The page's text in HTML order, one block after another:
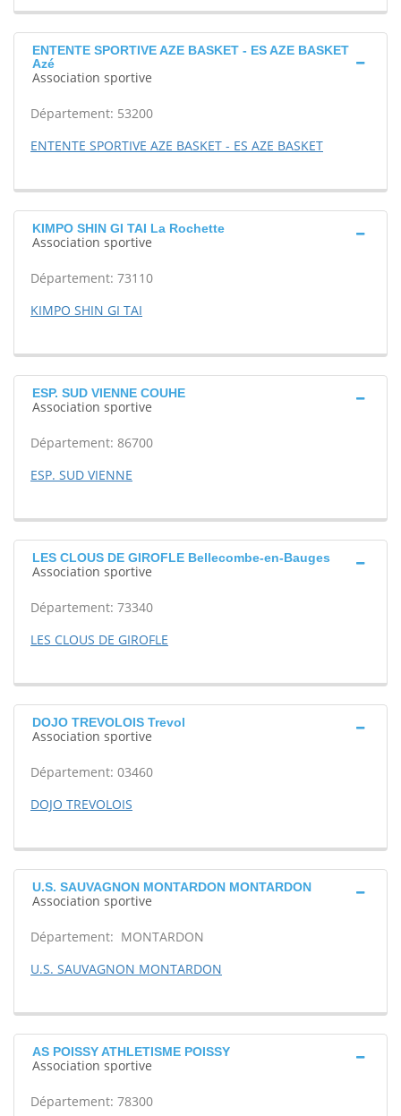
ENTENTE SPORTIVE AZE BASKET - ES AZE BASKET
Azé
Association sportive
Département: 53200
ENTENTE SPORTIVE AZE BASKET - ES AZE BASKET
KIMPO SHIN GI TAI La Rochette
Association sportive
Département: 73110
KIMPO SHIN GI TAI
ESP. SUD VIENNE COUHE
Association sportive
Département: 86700
ESP. SUD VIENNE
LES CLOUS DE GIROFLE Bellecombe-en-Bauges
Association sportive
Département: 73340
LES CLOUS DE GIROFLE
DOJO TREVOLOIS Trevol
Association sportive
Département: 03460
DOJO TREVOLOIS
U.S. SAUVAGNON MONTARDON MONTARDON
Association sportive
Département: MONTARDON
U.S. SAUVAGNON MONTARDON
AS POISSY ATHLETISME POISSY
Association sportive
Département: 78300